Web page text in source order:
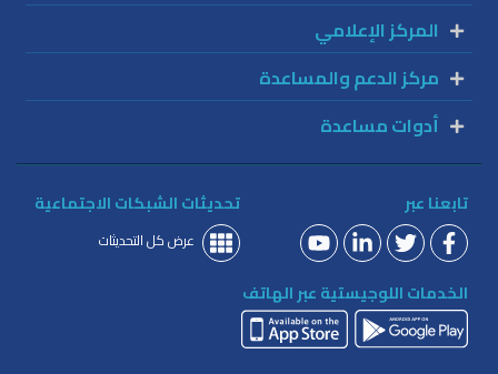
المركز الإعلامي
مركز الدعم والمساعدة
أدوات مساعدة
تابعنا عبر تحديثات الشبكات الاجتماعية
عرض كل التحديثات
الخدمات اللوجيستية عبر الهاتف